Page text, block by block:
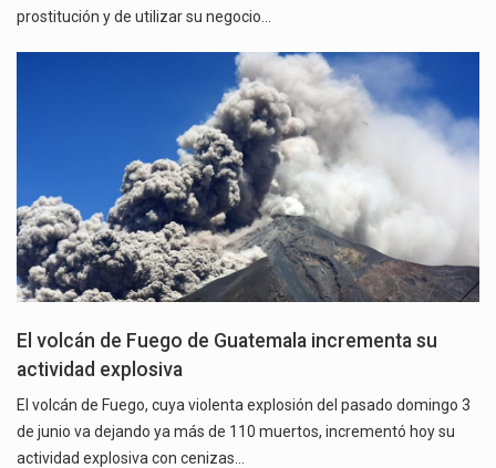
prostitución y de utilizar su negocio…
El volcán de Fuego de Guatemala incrementa su
actividad explosiva
El volcán de Fuego, cuya violenta explosión del pasado domingo 3
de junio va dejando ya más de 110 muertos, incrementó hoy su
actividad explosiva con cenizas…